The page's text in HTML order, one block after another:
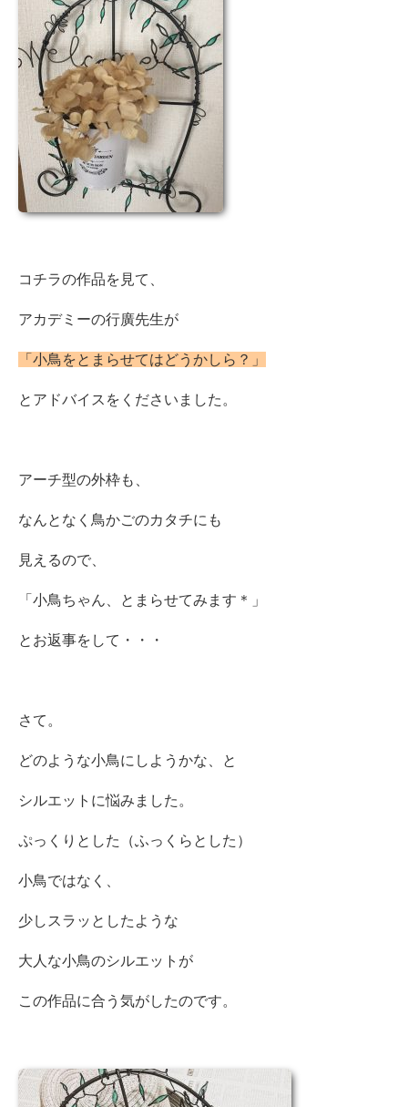
コチラの作品を見て、
アカデミーの行廣先生が
「小鳥をとまらせてはどうかしら？」
とアドバイスをくださいました。
アーチ型の外枠も、
なんとなく鳥かごのカタチにも
見えるので、
「小鳥ちゃん、とまらせてみます＊」
とお返事をして・・・
さて。
どのような小鳥にしようかな、と
シルエットに悩みました。
ぷっくりとした（ふっくらとした）
小鳥ではなく、
少しスラッとしたような
大人な小鳥のシルエットが
この作品に合う気がしたのです。